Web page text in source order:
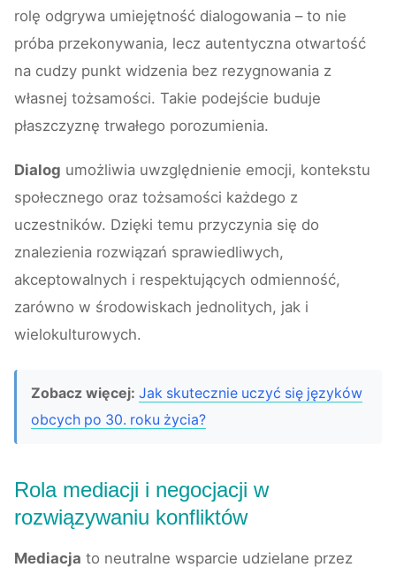
rolę odgrywa umiejętność dialogowania – to nie
próba przekonywania, lecz autentyczna otwartość
na cudzy punkt widzenia bez rezygnowania z
własnej tożsamości. Takie podejście buduje
płaszczyznę trwałego porozumienia.
Dialog umożliwia uwzględnienie emocji, kontekstu
społecznego oraz tożsamości każdego z
uczestników. Dzięki temu przyczynia się do
znalezienia rozwiązań sprawiedliwych,
akceptowalnych i respektujących odmienność,
zarówno w środowiskach jednolitych, jak i
wielokulturowych.
Zobacz więcej: Jak skutecznie uczyć się języków
obcych po 30. roku życia?
Rola mediacji i negocjacji w
rozwiązywaniu konfliktów
Mediacja to neutralne wsparcie udzielane przez